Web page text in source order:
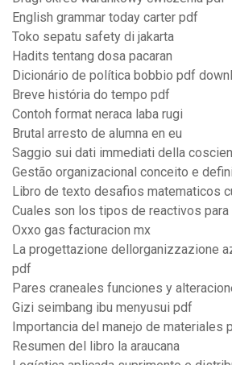
English grammar today carter pdf
Toko sepatu safety di jakarta
Hadits tentang dosa pacaran
Dicionário de política bobbio pdf
Breve história do tempo pdf
Contoh format neraca laba rugi
Brutal arresto de alumna en eu
Saggio sui dati immediati della
Gestão organizacional conceito e
Libro de texto desafios matematicos
Cuales son los tipos de reactivos para
Oxxo gas facturacion mx
La progettazione dellorganizzazione
pdf
Pares craneales funciones y
Gizi seimbang ibu menyusui pdf
Importancia del manejo de materiales
Resumen del libro la araucana